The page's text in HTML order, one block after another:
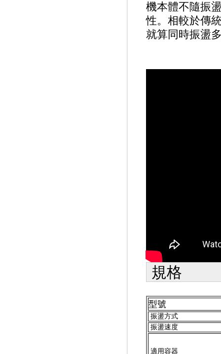
機本體不隨振
性。相較於傳
就算同時振盪
規格
型號
振盪方式
振盪速度
適用容器